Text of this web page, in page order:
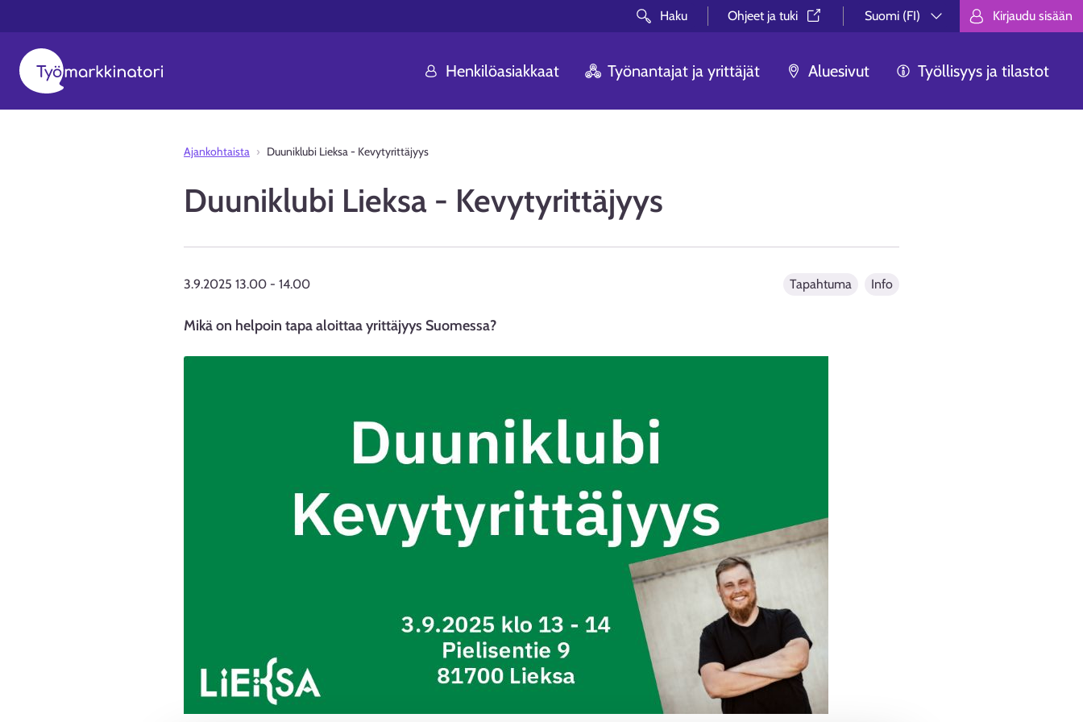
Haku Ohjeet ja tuki⁠
Suomi (FI)
Valitse kieli. Välj språk. Choose
Kirjaudu sisään
Henkilöasiakkaat Työnantajat ja yrittäjät Aluesivut Työllisyys ja tilastot
Ajankohtaista Duuniklubi Lieksa - Kevytyrittäjyys
Duuniklubi Lieksa - Kevytyrittäjyys
3.9.2025 13.00 - 14.00 Tapahtuma Info
Mikä on helpoin tapa aloittaa yrittäjyys Suomessa?